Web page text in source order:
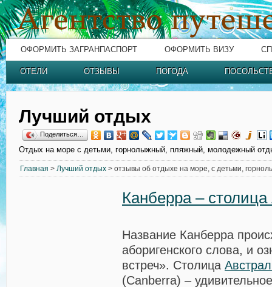
ОФОРМИТЬ ЗАГРАНПАСПОРТ ОФОРМИТЬ ВИЗУ
ОТЕЛИ ОТЗЫВЫ ПОГОДА
Лучший отдых
Поделиться…
Отдых на море с детьми, горнолыжный, пляжный, молодежный
Главная > Лучший отдых > отзывы об отдыхе на море, с детьми,
Канберра –
Название Канберра
аборигенского слова, и
встреч». Столица
(Canberra) –